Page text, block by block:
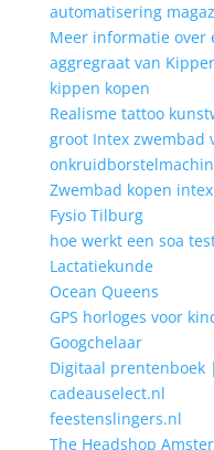
automatisering
Meer informatie over
aggregraat van
kippen kopen
Realisme tattoo
groot Intex zwembad
Zwembad kopen intex
Fysio Tilburg
hoe werkt een soa
Lactatiekunde
Ocean Queens
GPS horloges voor
Googchelaar
Digitaal prentenboek
cadeauselect.nl
feestenslingers.nl
The Headshop